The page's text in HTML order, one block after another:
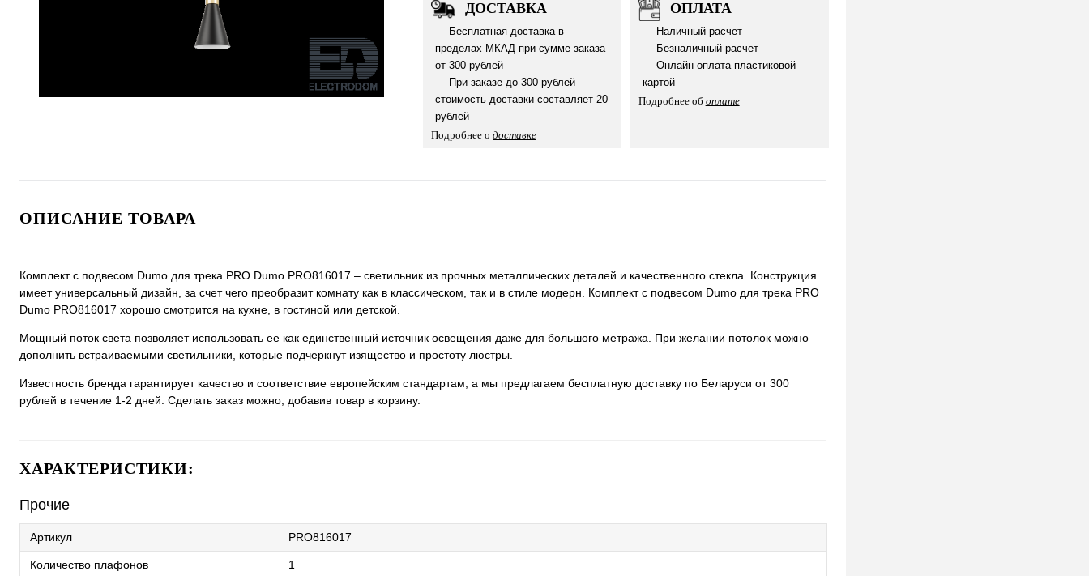
ДОСТАВКА
Бесплатная доставка в
пределах МКАД при сумме заказа
от 300 рублей
При заказе до 300 рублей
стоимость доставки составляет 20
рублей
Подробнее о доставке
ОПЛАТА
Наличный расчет
Безналичный расчет
Онлайн оплата пластиковой
картой
Подробнее об оплате
ОПИСАНИЕ ТОВАРА
Комплект с подвесом Dumo для трека PRO Dumo PRO816017 – светильник из прочных металлических деталей и качественного стекла. Конструкция
имеет универсальный дизайн, за счет чего преобразит комнату как в классическом, так и в стиле модерн. Комплект с подвесом Dumo для трека PRO
Dumo PRO816017 хорошо смотрится на кухне, в гостиной или детской.
Мощный поток света позволяет использовать ее как единственный источник освещения даже для большого метража. При желании потолок можно
дополнить встраиваемыми светильники, которые подчеркнут изящество и простоту люстры.
Известность бренда гарантирует качество и соответствие европейским стандартам, а мы предлагаем бесплатную доставку по Беларуси от 300
рублей в течение 1-2 дней. Сделать заказ можно, добавив товар в корзину.
ХАРАКТЕРИСТИКИ:
Прочие
Артикул PRO816017
Количество плафонов 1